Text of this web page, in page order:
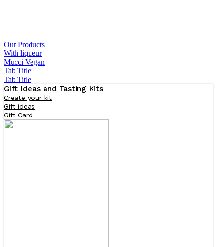
Our Products
With liqueur
Mucci Vegan
Tab Title
Tab Title
Gift Ideas and Tasting Kits
Create your kit
Gift ideas
Gift Card